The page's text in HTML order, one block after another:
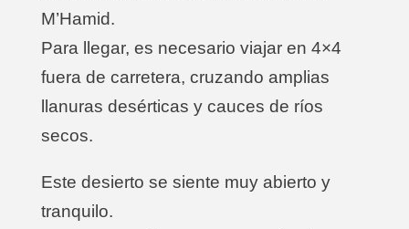
M’Hamid.
Para llegar, es necesario viajar en 4×4
fuera de carretera, cruzando amplias
llanuras desérticas y cauces de ríos
secos.
Este desierto se siente muy abierto y
tranquilo.